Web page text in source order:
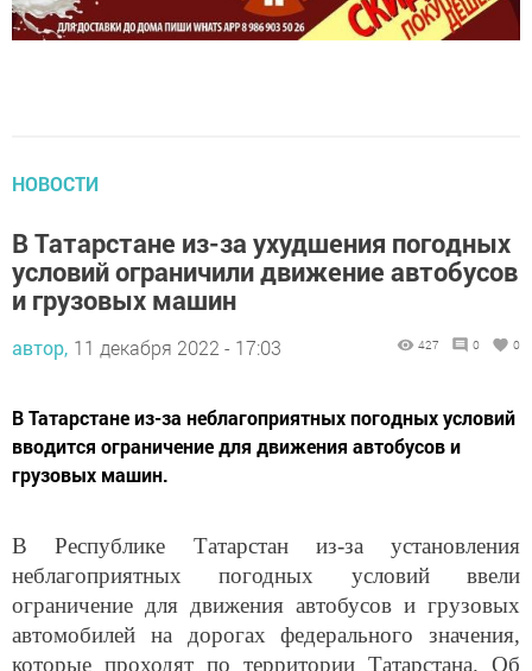
НОВОСТИ
В Татарстане из-за ухудшения погодных
условий ограничили движение автобусов
и грузовых машин
автор, 11 декабря 2022 - 17:03
В Татарстане из-за неблагоприятных погодных условий
вводится ограничение для движения автобусов и
грузовых машин.
В Республике Татарстан из-за установления
неблагоприятных погодных условий ввели
ограничение для движения автобусов и грузовых
автомобилей на дорогах федерального значения,
которые проходят по территории Татарстана. Об